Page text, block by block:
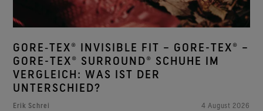
GORE‑TEX® INVISIBLE FIT – GORE-TEX® –
GORE-TEX® SURROUND® SCHUHE IM
VERGLEICH: WAS IST DER
UNTERSCHIED?
Erik Schrei 4 August 2026